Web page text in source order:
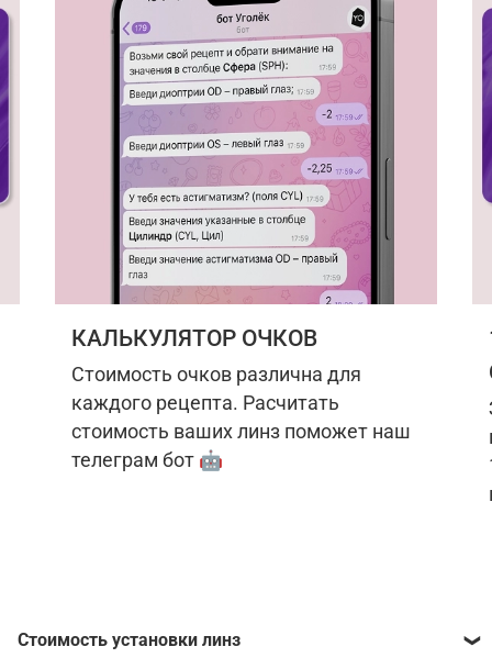
КАЛЬКУЛЯТОР ОЧКОВ
Стоимость очков различна для
каждого рецепта. Расчитать
стоимость ваших линз поможет наш
телеграм бот 🤖
Стоимость установки линз